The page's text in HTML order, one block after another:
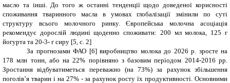
масло та інші. До того ж останні тенденції щодо доведеної корисності
споживання тваринного масла в умовах глобалізації змінили по суті
структуру всього молочного ринку. Європейська молочна асоціація
рекомендує дорослій людині щоденно споживати: 200 мл молока, 125 г
йогурта та 20-3- г сиру [5, с. 2]
За прогнозами ФАО [6] виробництво молока до 2026 р. зросте на
178 млн тонн, або на 22% порівняно з базовим періодом 2014-2016 рр.
Зростання відбуватиметься переважно (на 73%) за рахунок збільшення
поголів’я тварин і на 27% - за рахунок росту їх продуктивності. Основними